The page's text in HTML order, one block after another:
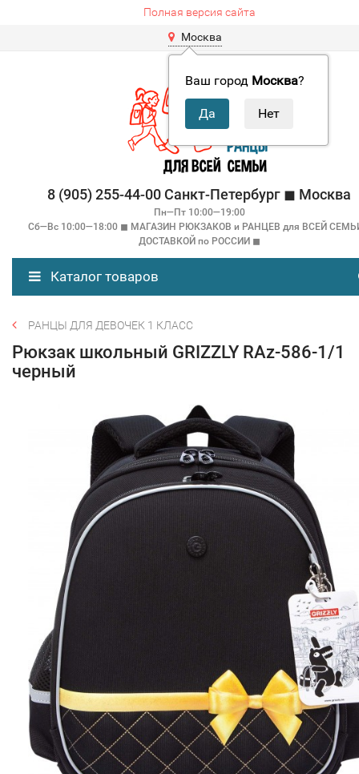
Полная версия сайта
Москва
Ваш город Москва?
8 (905) 255-44-00 Санкт-Петербург ◼ Москва
Пн—Пт 10:00—19:00
Сб—Вс 10:00—18:00 ◼ МАГАЗИН РЮКЗАКОВ и РАНЦЕВ для ВСЕЙ
ДОСТАВКОЙ по РОССИИ ◼
Каталог товаров
РАНЦЫ ДЛЯ ДЕВОЧЕК 1 КЛАСС
Рюкзак школьный GRIZZLY RAz-586-1/1
черный